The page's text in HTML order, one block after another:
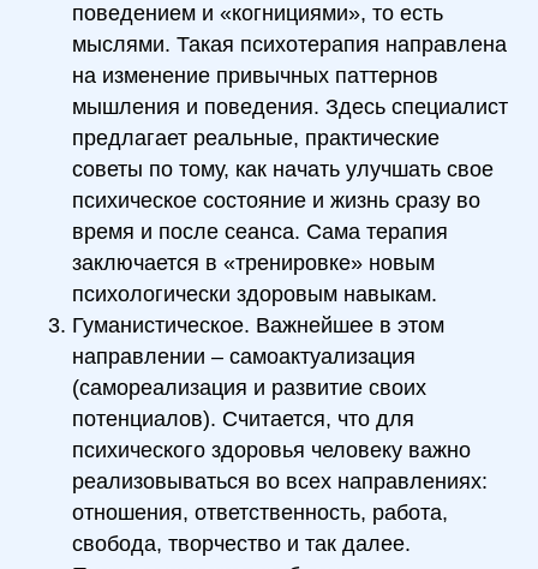
поведением и «когнициями», то есть
мыслями. Такая психотерапия направлена
на изменение привычных паттернов
мышления и поведения. Здесь специалист
предлагает реальные, практические
советы по тому, как начать улучшать свое
психическое состояние и жизнь сразу во
время и после сеанса. Сама терапия
заключается в «тренировке» новым
психологически здоровым навыкам.
Гуманистическое. Важнейшее в этом
направлении – самоактуализация
(самореализация и развитие своих
потенциалов). Считается, что для
психического здоровья человеку важно
реализовываться во всех направлениях:
отношения, ответственность, работа,
свобода, творчество и так далее.